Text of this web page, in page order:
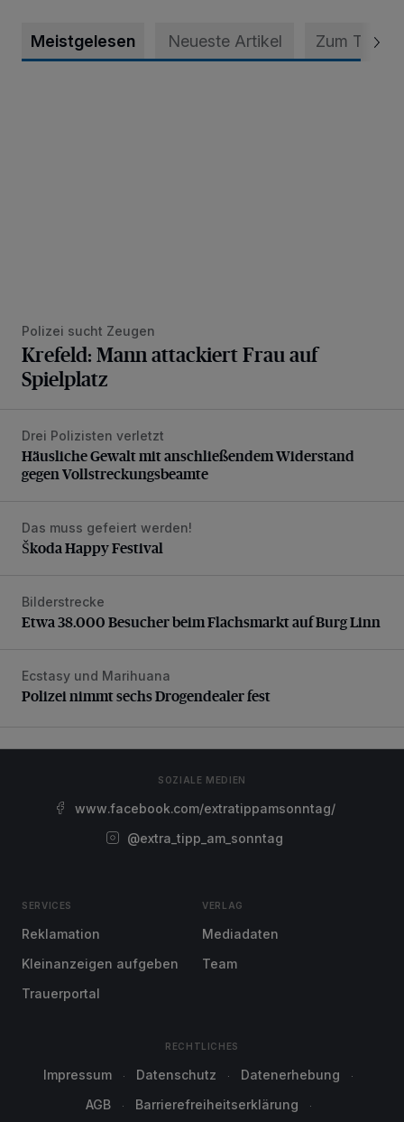
Meistgelesen Neueste Artikel Zum Thema
Polizei sucht Zeugen
Krefeld: Mann attackiert Frau auf
Spielplatz
Häusliche Gewalt mit anschließendem Widerstand gegen
Drei Polizisten verletzt
Häusliche Gewalt mit anschließendem Widerstand
gegen Vollstreckungsbeamte
Škoda Happy Festival
Das muss gefeiert werden!
Škoda Happy Festival
Etwa 38.000 Besucher beim Flachsmarkt auf Burg Linn
Bilderstrecke
Etwa 38.000 Besucher beim Flachsmarkt auf Burg Linn
Polizei nimmt sechs Drogendealer fest
Ecstasy und Marihuana
Polizei nimmt sechs Drogendealer fest
SOZIALE MEDIEN
www.facebook.com/extratippamsonntag/
@extra_tipp_am_sonntag
SERVICES
Reklamation
Kleinanzeigen aufgeben
Trauerportal
VERLAG
Mediadaten
Team
RECHTLICHES
Impressum Datenschutz
Datenerhebung
AGB
Barrierefreiheitserklärung